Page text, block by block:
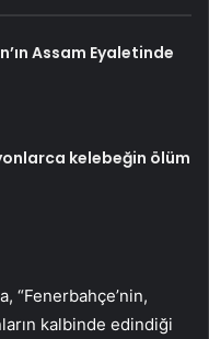
Assam Eyaletinde
kelebeğin ölüm
“Fenerbahçe’nin,
kalbinde edindiği